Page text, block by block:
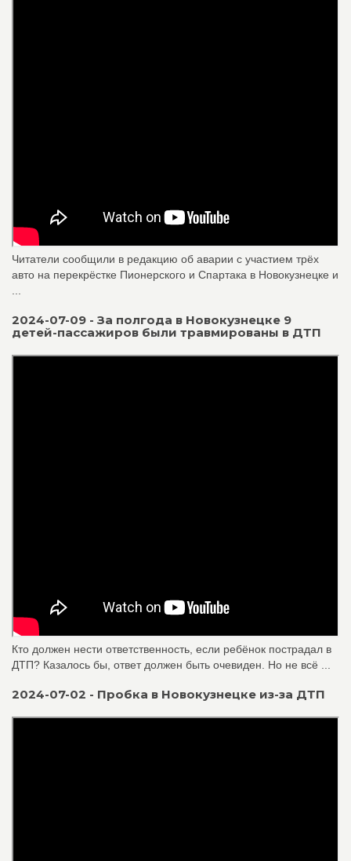
Читатели сообщили в редакцию об аварии с участием трёх
авто на перекрёстке Пионерского и Спартака в Новокузнецке и
2024-07-09 - За полгода в Новокузнецке 9
детей-пассажиров были травмированы в ДТП
Кто должен нести ответственность, если ребёнок пострадал в
ДТП? Казалось бы, ответ должен быть очевиден. Но не всё ...
2024-07-02 - Пробка в Новокузнецке из-за ДТП